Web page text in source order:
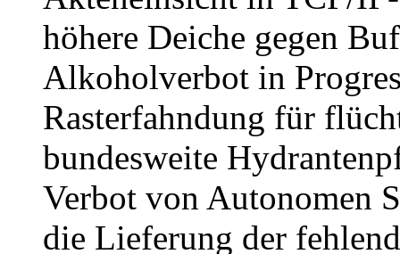
höhere Deiche gegen
Alkoholverbot in
Rasterfahndung für
bundesweite
Verbot von Autonomen
die Lieferung der